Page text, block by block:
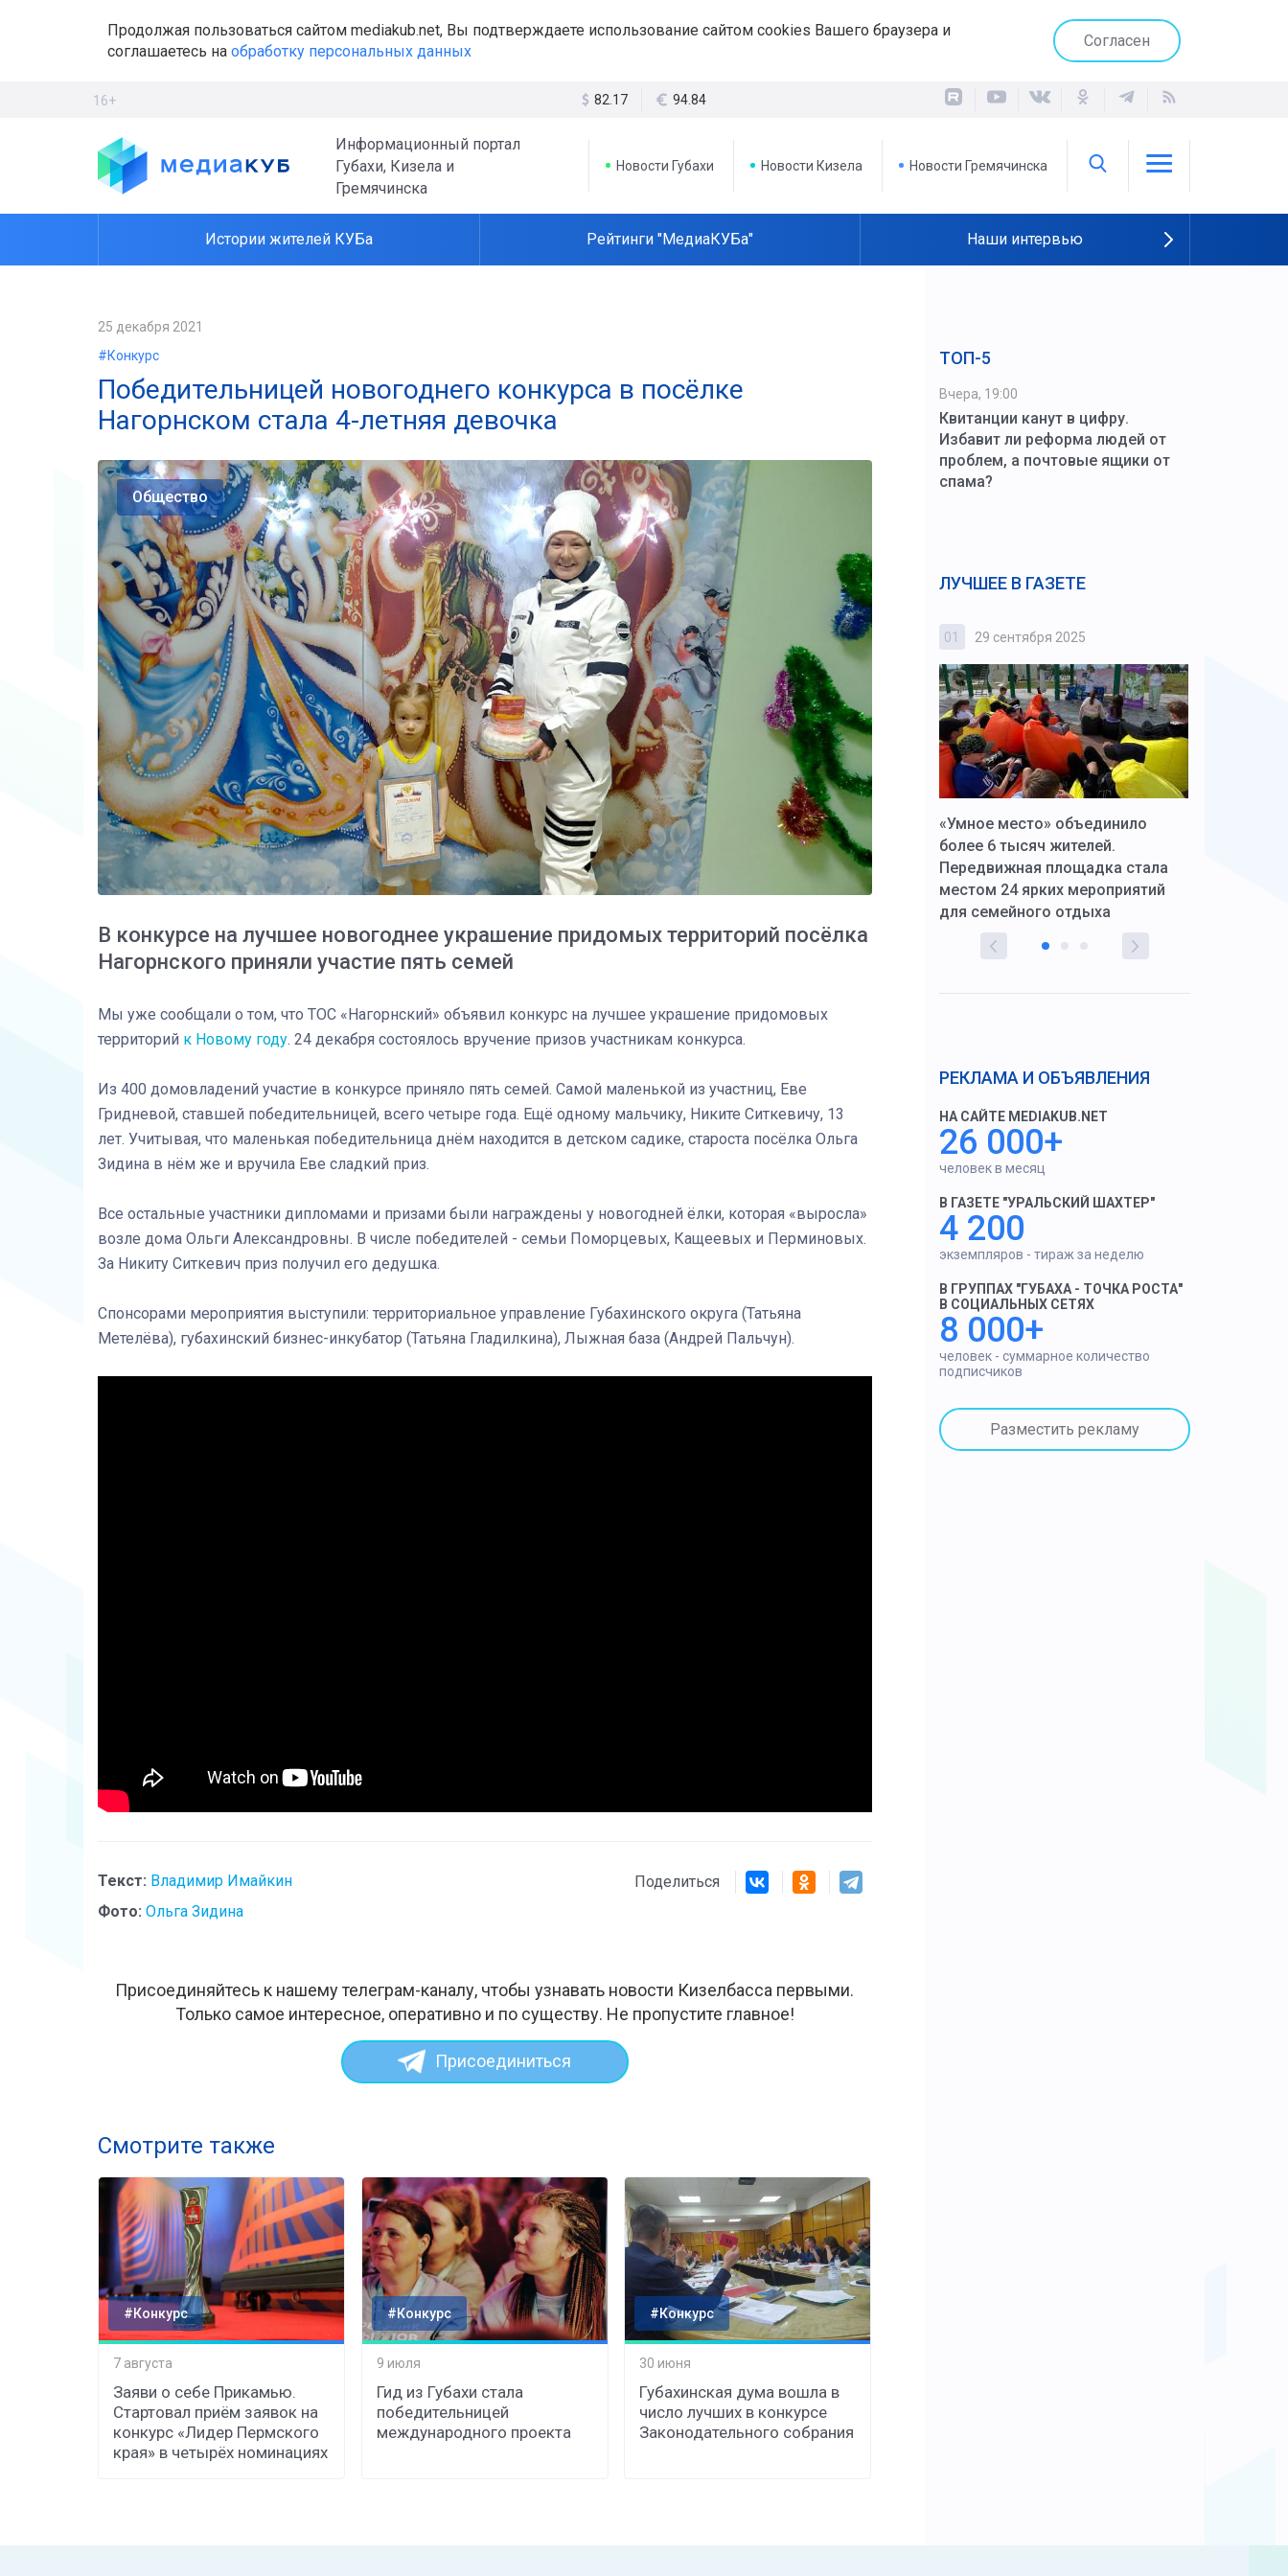
Продолжая пользоваться сайтом mediakub.net, Вы подтверждаете использование сайтом cookies Вашего браузера и
соглашаетесь на обработку персональных данных
Согласен
16+ 82.17 94.84
Информационный портал
Губахи, Кизела и
Гремячинска
Новости Губахи Новости Кизела Новости Гремячинска
Истории жителей КУБа Рейтинги "МедиаКУБа" Наши интервью
25 декабря 2021
#Конкурс
​Победительницей новогоднего конкурса в посёлке
Нагорнском стала 4-летняя девочка
Общество
В конкурсе на лучшее новогоднее украшение придомых территорий посёлка
Нагорнского приняли участие пять семей
Мы уже сообщали о том, что ТОС «Нагорнский» объявил конкурс на лучшее украшение придомовых
территорий к Новому году. 24 декабря состоялось вручение призов участникам конкурса.
Из 400 домовладений участие в конкурсе приняло пять семей. Самой маленькой из участниц, Еве
Гридневой, ставшей победительницей, всего четыре года. Ещё одному мальчику, Никите Ситкевичу, 13
лет. Учитывая, что маленькая победительница днём находится в детском садике, староста посёлка Ольга
Зидина в нём же и вручила Еве сладкий приз.
Все остальные участники дипломами и призами были награждены у новогодней ёлки, которая «выросла»
возле дома Ольги Александровны. В числе победителей - семьи Поморцевых, Кащеевых и Перминовых.
За Никиту Ситкевич приз получил его дедушка.
Спонсорами мероприятия выступили: территориальное управление Губахинского округа (Татьяна
Метелёва), губахинский бизнес-инкубатор (Татьяна Гладилкина), Лыжная база (Андрей Пальчун).
Текст: Владимир Имайкин
Фото: Ольга Зидина
Поделиться
Присоединяйтесь к нашему телеграм-каналу, чтобы узнавать новости Кизелбасса первыми.
Только самое интересное, оперативно и по существу. Не пропустите главное!
Присоединиться
Смотрите также
#Конкурс
7 августа
Заяви о себе Прикамью.
Стартовал приём заявок на
конкурс «Лидер Пермского
края» в четырёх номинациях
#Конкурс
9 июля
Гид из Губахи стала
победительницей
международного проекта
#Конкурс
30 июня
Губахинская дума вошла в
число лучших в конкурсе
Законодательного собрания
ТОП-5
Вчера, 19:00
Квитанции канут в цифру.
Избавит ли реформа людей от
проблем, а почтовые ящики от
спама?
ЛУЧШЕЕ В ГАЗЕТЕ
03 4 октября 2025
Штурмовик огня. Казак Алексей
Коробов после возвращения со
спецоперации сделал
реальностью свою детскую
01 29 сентября 2025
«Умное место» объединило
более 6 тысяч жителей.
Передвижная площадка стала
местом 24 ярких мероприятий
для семейного отдыха
РЕКЛАМА И ОБЪЯВЛЕНИЯ
НА САЙТЕ MEDIAKUB.NET
26 000+
человек в месяц
В ГАЗЕТЕ "УРАЛЬСКИЙ ШАХТЕР"
4 200
экземпляров - тираж за неделю
В ГРУППАХ "ГУБАХА - ТОЧКА РОСТА"
В СОЦИАЛЬНЫХ СЕТЯХ
8 000+
человек - суммарное количество
подписчиков
Разместить рекламу